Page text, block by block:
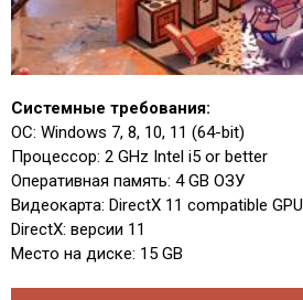
Системные требования:
ОС: Windows 7, 8, 10, 11 (64-bit)
Процессор: 2 GHz Intel i5 or better
Оперативная память: 4 GB ОЗУ
Видеокарта: DirectX 11 compatible GPU
DirectX: версии 11
Место на диске: 15 GB